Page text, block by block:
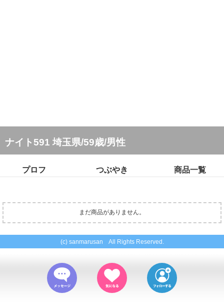
ナイト591 埼玉県/59歳/男性
プロフ つぶやき 商品一覧
まだ商品がありません。
(c) sanmarusan All Rights Reserved.